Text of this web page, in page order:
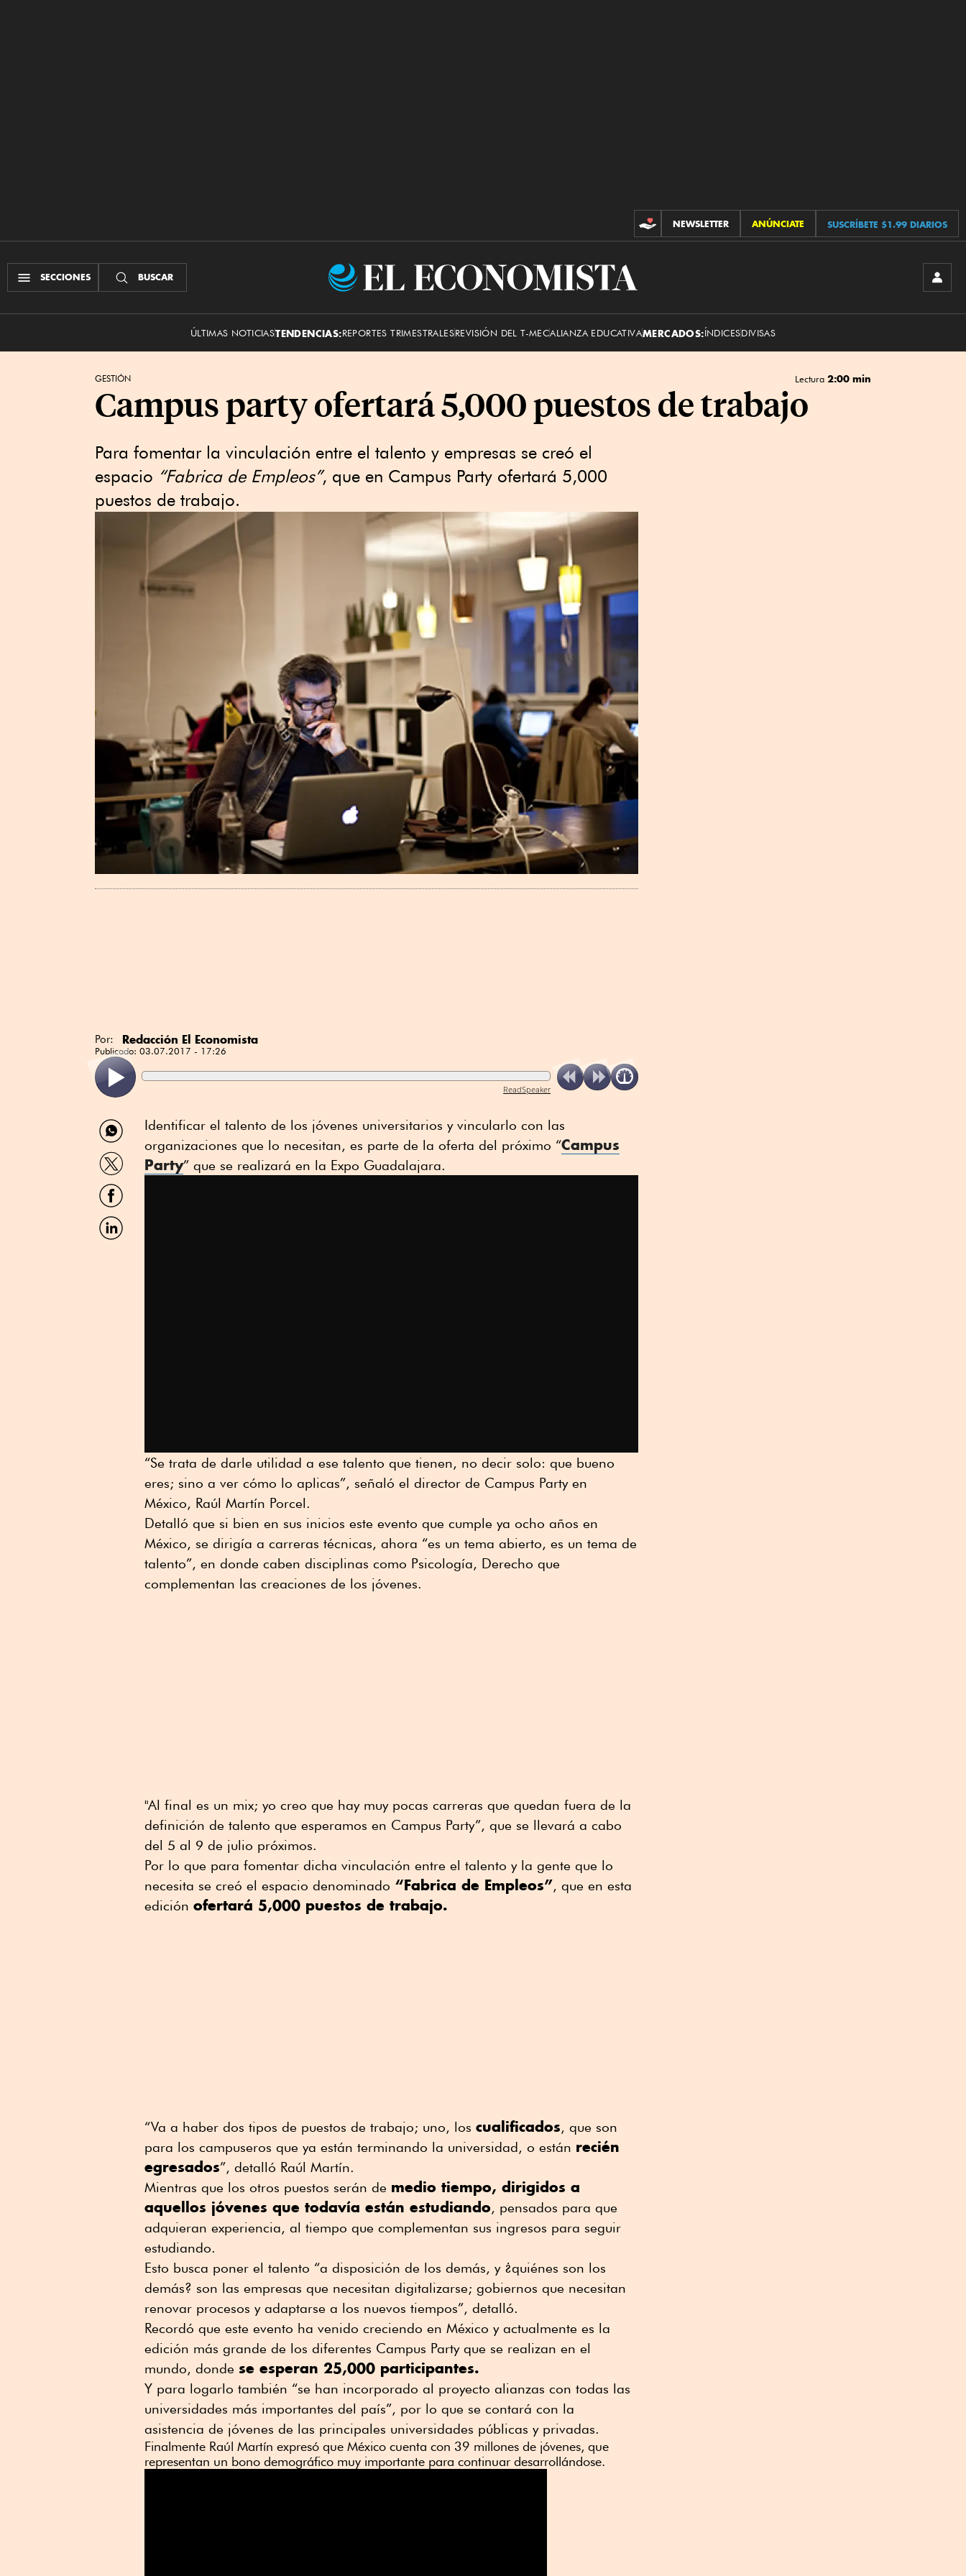
CONTRIBUCIONES
NEWSLETTER ANÚNCIATE SUSCRÍBETE $1.99 DIARIOS
SECCIONES BUSCAR
El
ÚLTIMAS NOTICIASTENDENCIAS:REPORTES TRIMESTRALESREVISIÓN DEL T-MECALIANZA EDUCATIVAMERCADOS:ÍNDICESDIVISAS
GESTIÓN Lectura 2:00 min
Campus party ofertará 5,000 puestos de trabajo
Para fomentar la vinculación entre el talento y empresas se creó el
espacio “Fabrica de Empleos”, que en Campus Party ofertará 5,000
puestos de trabajo.
Por: Redacción El Economista
Publicado: 03.07.2017 - 17:26
ReadSpeaker
Compartir
por
WhatsApp
Compartir
por
Twitter
Compartir
por
Facebook
Compartir
por
Identificar el talento de los jóvenes universitarios y vincularlo con las
organizaciones que lo necesitan, es parte de la oferta del próximo “Campus
Party” que se realizará en la Expo Guadalajara.
“Se trata de darle utilidad a ese talento que tienen, no decir solo: que bueno
eres; sino a ver cómo lo aplicas”, señaló el director de Campus Party en
México, Raúl Martín Porcel.
Detalló que si bien en sus inicios este evento que cumple ya ocho años en
México, se dirigía a carreras técnicas, ahora “es un tema abierto, es un tema de
talento”, en donde caben disciplinas como Psicología, Derecho que
complementan las creaciones de los jóvenes.
"Al final es un mix; yo creo que hay muy pocas carreras que quedan fuera de la
definición de talento que esperamos en Campus Party”, que se llevará a cabo
del 5 al 9 de julio próximos.
Por lo que para fomentar dicha vinculación entre el talento y la gente que lo
necesita se creó el espacio denominado “Fabrica de Empleos”, que en esta
edición ofertará 5,000 puestos de trabajo.
“Va a haber dos tipos de puestos de trabajo; uno, los cualificados, que son
para los campuseros que ya están terminando la universidad, o están recién
egresados”, detalló Raúl Martín.
Mientras que los otros puestos serán de medio tiempo, dirigidos a
aquellos jóvenes que todavía están estudiando, pensados para que
adquieran experiencia, al tiempo que complementan sus ingresos para seguir
estudiando.
Esto busca poner el talento “a disposición de los demás, y ¿quiénes son los
demás? son las empresas que necesitan digitalizarse; gobiernos que necesitan
renovar procesos y adaptarse a los nuevos tiempos”, detalló.
Recordó que este evento ha venido creciendo en México y actualmente es la
edición más grande de los diferentes Campus Party que se realizan en el
mundo, donde se esperan 25,000 participantes.
Y para logarlo también “se han incorporado al proyecto alianzas con todas las
universidades más importantes del país”, por lo que se contará con la
asistencia de jóvenes de las principales universidades públicas y privadas.
Finalmente Raúl Martín expresó que México cuenta con 39 millones de jóvenes, que
representan un bono demográfico muy importante para continuar desarrollándose.